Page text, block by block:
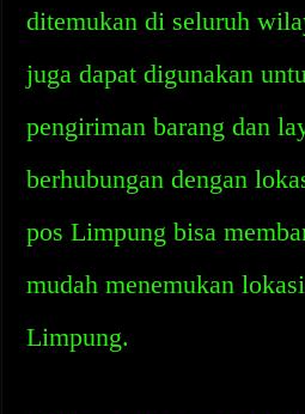
ditemukan di seluruh
juga dapat digunakan
pengiriman barang dan
berhubungan dengan
pos Limpung bisa
mudah menemukan
Limpung.